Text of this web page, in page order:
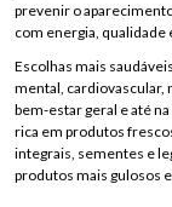
prevenir o
com energia, qualidade
Escolhas mais
mental, cardiovascular,
bem-estar geral e até
rica em produtos
integrais, sementes e
produtos mais gulosos